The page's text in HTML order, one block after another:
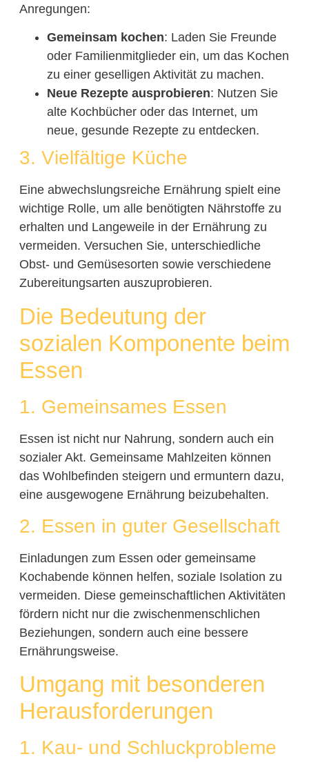
Anregungen:
Gemeinsam kochen: Laden Sie Freunde
oder Familienmitglieder ein, um das Kochen
zu einer geselligen Aktivität zu machen.
Neue Rezepte ausprobieren: Nutzen Sie
alte Kochbücher oder das Internet, um
neue, gesunde Rezepte zu entdecken.
3. Vielfältige Küche
Eine abwechslungsreiche Ernährung spielt eine
wichtige Rolle, um alle benötigten Nährstoffe zu
erhalten und Langeweile in der Ernährung zu
vermeiden. Versuchen Sie, unterschiedliche
Obst- und Gemüsesorten sowie verschiedene
Zubereitungsarten auszuprobieren.
Die Bedeutung der
sozialen Komponente beim
Essen
1. Gemeinsames Essen
Essen ist nicht nur Nahrung, sondern auch ein
sozialer Akt. Gemeinsame Mahlzeiten können
das Wohlbefinden steigern und ermuntern dazu,
eine ausgewogene Ernährung beizubehalten.
2. Essen in guter Gesellschaft
Einladungen zum Essen oder gemeinsame
Kochabende können helfen, soziale Isolation zu
vermeiden. Diese gemeinschaftlichen Aktivitäten
fördern nicht nur die zwischenmenschlichen
Beziehungen, sondern auch eine bessere
Ernährungsweise.
Umgang mit besonderen
Herausforderungen
1. Kau- und Schluckprobleme